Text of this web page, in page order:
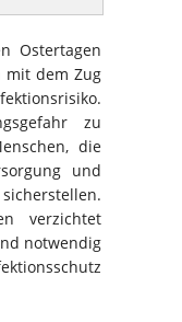
Ostertagen
mit dem Zug
zu
die
und
verzichtet
notwendig